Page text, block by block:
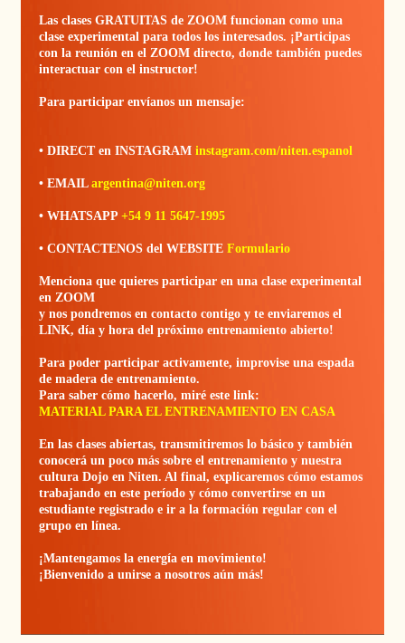
Las clases GRATUITAS de ZOOM funcionan como una
clase experimental para todos los interesados. ¡Participas
con la reunión en el ZOOM directo, donde también puedes
interactuar con el instructor!
Para participar envíanos un mensaje:
• DIRECT en INSTAGRAM instagram.com/niten.espanol
• EMAIL argentina@niten.org
• WHATSAPP +54 9 11 5647-1995
• CONTACTENOS del WEBSITE Formulario
Menciona que quieres participar en una clase experimental
en ZOOM
y nos pondremos en contacto contigo y te enviaremos el
LINK, día y hora del próximo entrenamiento abierto!
Para poder participar activamente, improvise una espada
de madera de entrenamiento.
Para saber cómo hacerlo, miré este link:
MATERIAL PARA EL ENTRENAMIENTO EN CASA
En las clases abiertas, transmitiremos lo básico y también
conocerá un poco más sobre el entrenamiento y nuestra
cultura Dojo en Niten. Al final, explicaremos cómo estamos
trabajando en este período y cómo convertirse en un
estudiante registrado e ir a la formación regular con el
grupo en línea.
¡Mantengamos la energía en movimiento!
¡Bienvenido a unirse a nosotros aún más!